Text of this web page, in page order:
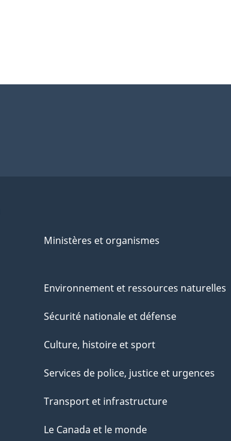
Ministères et organismes
Environnement et ressources naturelles
Sécurité nationale et défense
Culture, histoire et sport
Services de police, justice et urgences
Transport et infrastructure
Le Canada et le monde